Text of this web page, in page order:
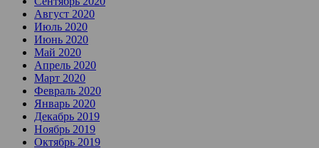
Август 2020
Июль 2020
Июнь 2020
Май 2020
Апрель 2020
Март 2020
Февраль 2020
Январь 2020
Декабрь 2019
Ноябрь 2019
Октябрь 2019